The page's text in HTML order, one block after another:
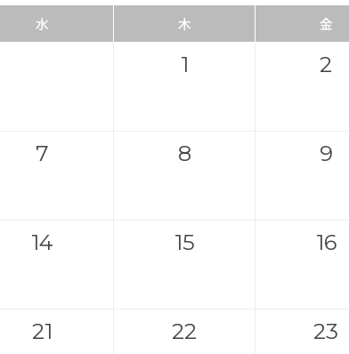
水 木 金
1 2
7 8 9
14 15 16
21 22 23